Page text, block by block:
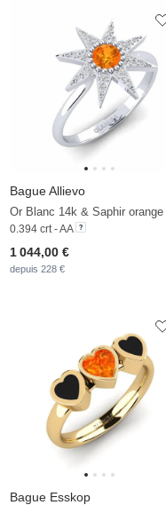
Bague Allievo
0.394 crt - AA
1 044,00 €
depuis 228 €
Bague Esskop